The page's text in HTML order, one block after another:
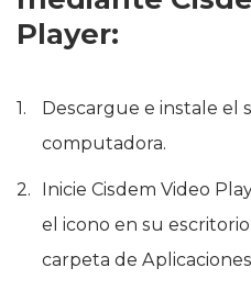
Player:
Descargue e instale el
computadora.
Inicie Cisdem Video
el icono en su
carpeta de